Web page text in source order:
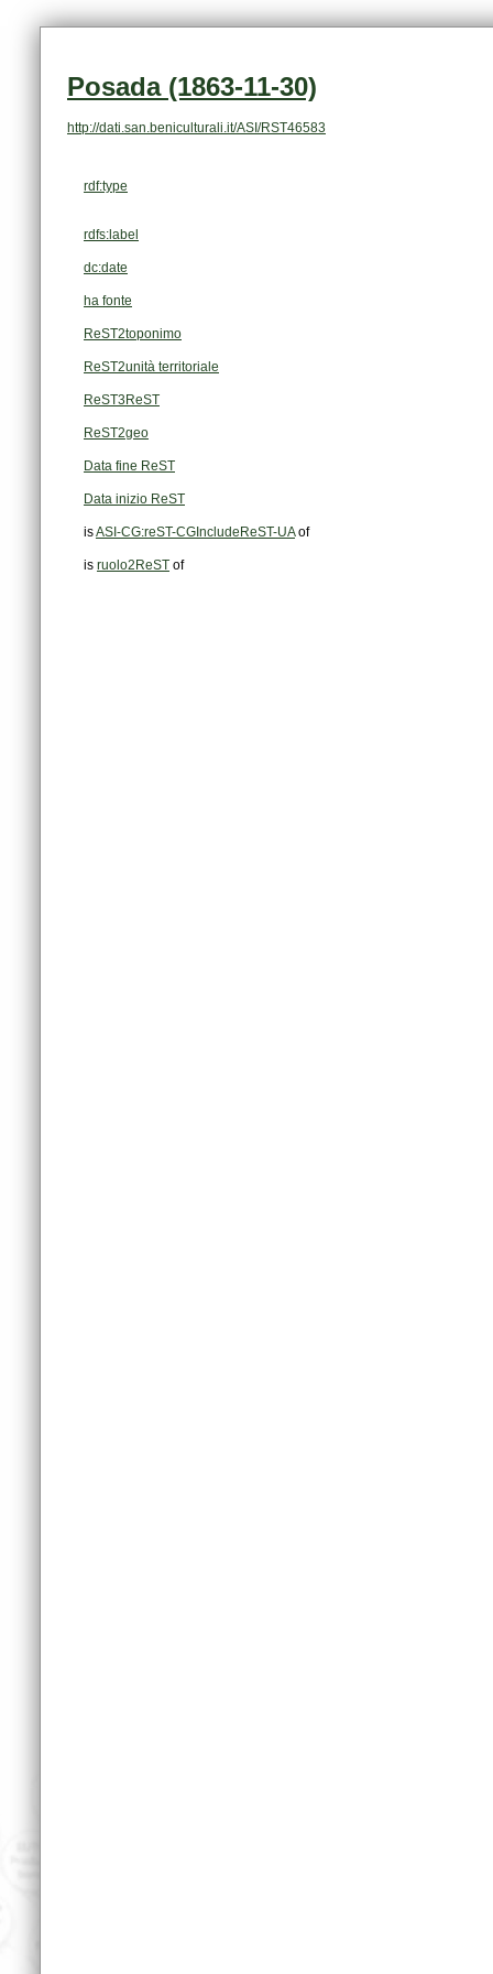
Posada (1863-11-30)
http://dati.san.beniculturali.it/ASI/RST46583
rdf:type
rdfs:label
dc:date
ha fonte
ReST2toponimo
ReST2unità territoriale
ReST3ReST
ReST2geo
Data fine ReST
Data inizio ReST
isASI-CG:reST-CGIncludeReST-UAof
is ruolo2ReST of